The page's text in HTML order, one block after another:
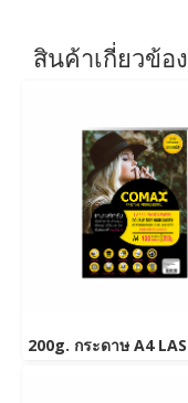
สินค้าเกี่ยวข้อง